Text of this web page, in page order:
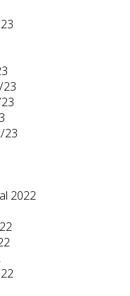
23
23
2022